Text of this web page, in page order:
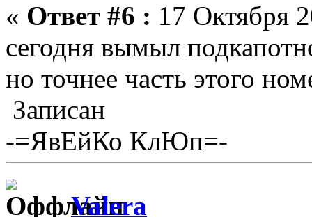
« Ответ #6 : 17 Октября
сегодня вымыл
но точнее часть этого
Записан
-=ЯвЕйКо КлЮп=-
Valera